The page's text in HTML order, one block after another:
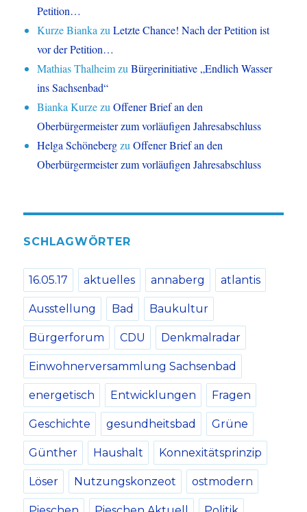
Petition…
Kurze BiankazuLetzte Chance! Nach der Petition ist
vor der Petition…
Mathias ThalheimzuBürgerinitiative „Endlich Wasser
ins Sachsenbad“
Bianka KurzezuOffener Brief an den
Oberbürgermeister zum vorläufigen Jahresabschluss
Helga SchönebergzuOffener Brief an den
Oberbürgermeister zum vorläufigen Jahresabschluss
SCHLAGWÖRTER
16.05.17 aktuelles annaberg atlantis
Ausstellung Bad Baukultur
Bürgerforum CDU Denkmalradar
Einwohnerversammlung Sachsenbad
energetisch Entwicklungen Fragen
Geschichte gesundheitsbad Grüne
Günther Haushalt Konnexitätsprinzip
Löser Nutzungskonzeot ostmodern